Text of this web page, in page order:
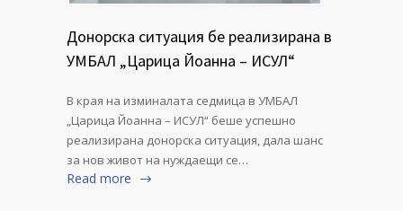
Донорска ситуация бе реализирана в
УМБАЛ „Царица Йоанна – ИСУЛ“
В края на изминалата седмица в УМБАЛ
„Царица Йоанна – ИСУЛ“ беше успешно
реализирана донорска ситуация, дала шанс
за нов живот на нуждаещи се…
Read more